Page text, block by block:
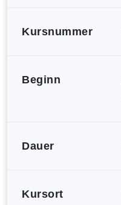
Kursnummer
Beginn
Dauer
Kursort